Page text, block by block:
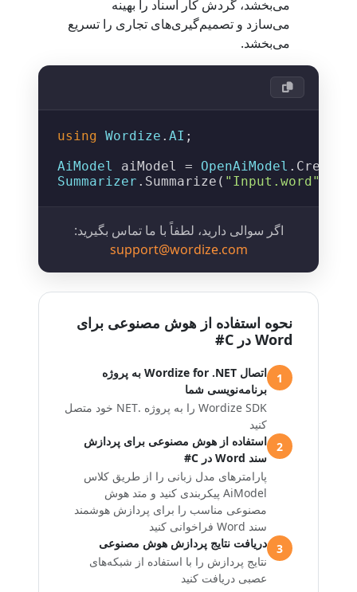
می‌بخشد، گردش کار اسناد را بهینه
می‌سازد و تصمیم‌گیری‌های تجاری را تسریع
می‌بخشد.
using Wordize . AI ;
AiModel
aiModel = OpenAiModel . Create
Summarizer . Summarize ( "Input.word"
اگر سوالی دارید، لطفاً با ما تماس بگیرید:
support@wordize.com
نحوه استفاده از هوش مصنوعی برای
Word در C#
1
اتصال Wordize for .NET به پروژه
برنامه‌نویسی شما
Wordize SDK را به پروژه .NET خود متصل
کنید
2
استفاده از هوش مصنوعی برای پردازش
سند Word در C#
پارامترهای مدل زبانی را از طریق کلاس
AiModel پیکربندی کنید و متد هوش
مصنوعی مناسب را برای پردازش هوشمند
سند Word فراخوانی کنید
3
دریافت نتایج پردازش هوش مصنوعی
نتایج پردازش را با استفاده از شبکه‌های
عصبی دریافت کنید